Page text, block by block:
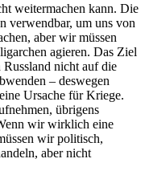
weitermachen kann. Die
verwendbar, um uns von
aber wir müssen
agieren. Das Ziel
Russland nicht auf die
– deswegen
Ursache für Kriege.
übrigens
wir wirklich eine
wir politisch,
aber nicht